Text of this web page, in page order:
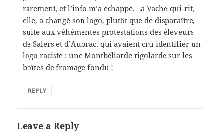
rarement, et l’info m’a échappé. La Vache-qui-rit,
elle, a changé son logo, plutôt que de disparaître,
suite aux véhémentes protestations des éleveurs
de Salers et d’Aubrac, qui avaient cru identifier un
logo raciste : une Montbéliarde rigolarde sur les
boîtes de fromage fondu !
REPLY
Leave a Reply